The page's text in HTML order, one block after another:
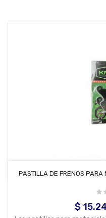
PASTILLA DE FRENOS PARA
Precio
$